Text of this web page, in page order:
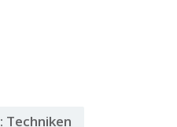
Techniken